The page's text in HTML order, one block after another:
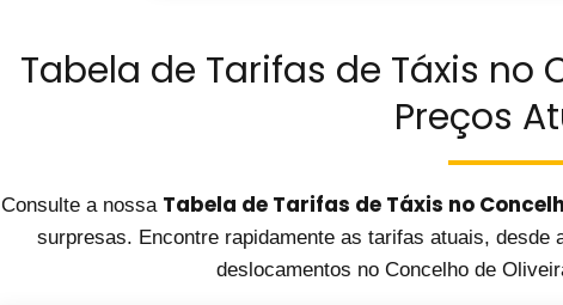
Tabela de Tarifas de Táxis no
Preços
Consulte a nossa Tabela de Tarifas de Táxis no
surpresas. Encontre rapidamente as tarifas atuais,
deslocamentos no Concelho de